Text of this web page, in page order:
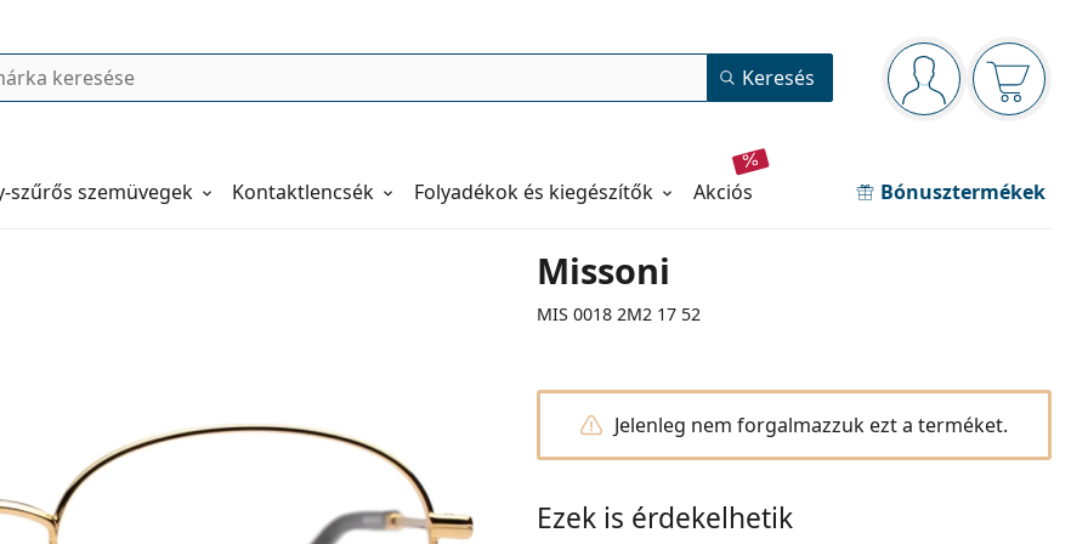
Navigációs panel
Bejelentkezve
Kosara
Keresés
Kontaktlencsék
szűrős szemüvegek Folyadékok és kiegészítők akciós Bónusztermékek
Missoni
MIS 0018 2M2 17 52
Jelenleg nem forgalmazzuk ezt a terméket.
Ezek is érdekelhetik